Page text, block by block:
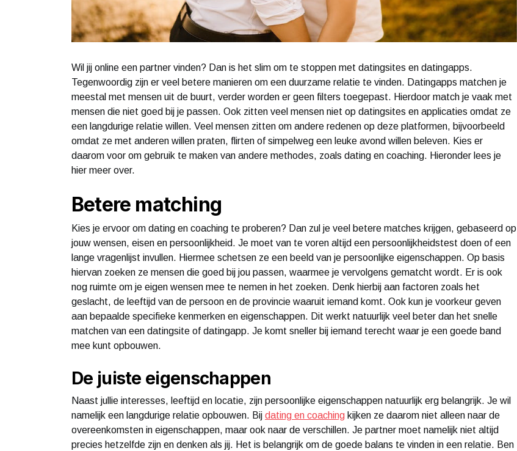
Wil jij online een partner vinden? Dan is het slim om te stoppen met datingsites en datingapps.
Tegenwoordig zijn er veel betere manieren om een duurzame relatie te vinden. Datingapps matchen je
meestal met mensen uit de buurt, verder worden er geen filters toegepast. Hierdoor match je vaak met
mensen die niet goed bij je passen. Ook zitten veel mensen niet op datingsites en applicaties omdat ze
een langdurige relatie willen. Veel mensen zitten om andere redenen op deze platformen, bijvoorbeeld
omdat ze met anderen willen praten, flirten of simpelweg een leuke avond willen beleven. Kies er
daarom voor om gebruik te maken van andere methodes, zoals dating en coaching. Hieronder lees je
hier meer over.
Betere matching
Kies je ervoor om dating en coaching te proberen? Dan zul je veel betere matches krijgen, gebaseerd op
jouw wensen, eisen en persoonlijkheid. Je moet van te voren altijd een persoonlijkheidstest doen of een
lange vragenlijst invullen. Hiermee schetsen ze een beeld van je persoonlijke eigenschappen. Op basis
hiervan zoeken ze mensen die goed bij jou passen, waarmee je vervolgens gematcht wordt. Er is ook
nog ruimte om je eigen wensen mee te nemen in het zoeken. Denk hierbij aan factoren zoals het
geslacht, de leeftijd van de persoon en de provincie waaruit iemand komt. Ook kun je voorkeur geven
aan bepaalde specifieke kenmerken en eigenschappen. Dit werkt natuurlijk veel beter dan het snelle
matchen van een datingsite of datingapp. Je komt sneller bij iemand terecht waar je een goede band
mee kunt opbouwen.
De juiste eigenschappen
Naast jullie interesses, leeftijd en locatie, zijn persoonlijke eigenschappen natuurlijk erg belangrijk. Je wil
namelijk een langdurige relatie opbouwen. Bij dating en coaching kijken ze daarom niet alleen naar de
overeenkomsten in eigenschappen, maar ook naar de verschillen. Je partner moet namelijk niet altijd
precies hetzelfde zijn en denken als jij. Het is belangrijk om de goede balans te vinden in een relatie. Ben